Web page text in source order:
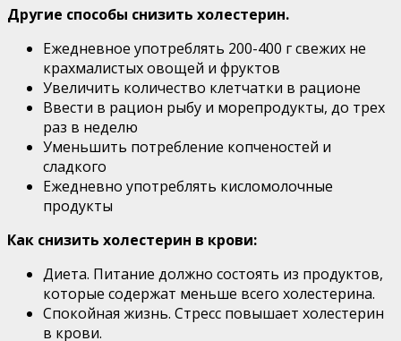
Другие способы снизить холестерин.
Ежедневное употреблять 200-400 г свежих не
крахмалистых овощей и фруктов
Увеличить количество клетчатки в рационе
Ввести в рацион рыбу и морепродукты, до трех
раз в неделю
Уменьшить потребление копченостей и
сладкого
Ежедневно употреблять кисломолочные
продукты
Как снизить холестерин в крови:
Диета. Питание должно состоять из продуктов,
которые содержат меньше всего холестерина.
Спокойная жизнь. Стресс повышает холестерин
в крови.